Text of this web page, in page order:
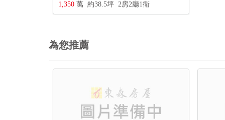
1,350 萬 約38.5坪 2房2廳1衛
為您推薦